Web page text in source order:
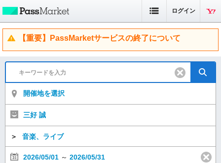
ログイン
【重要】PassMarketサービスの終了について
開催地を選択
三好 誠
＞ 音楽、ライブ
2026/05/01 ～ 2026/05/31